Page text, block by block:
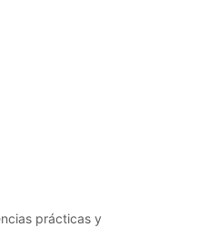
prácticas y